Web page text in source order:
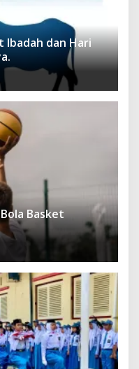
Ibadah dan Hari
Basket